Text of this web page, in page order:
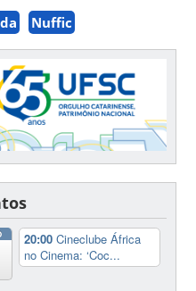
Nuffic
20:00Cineclube África
no Cinema: ‘Coc...